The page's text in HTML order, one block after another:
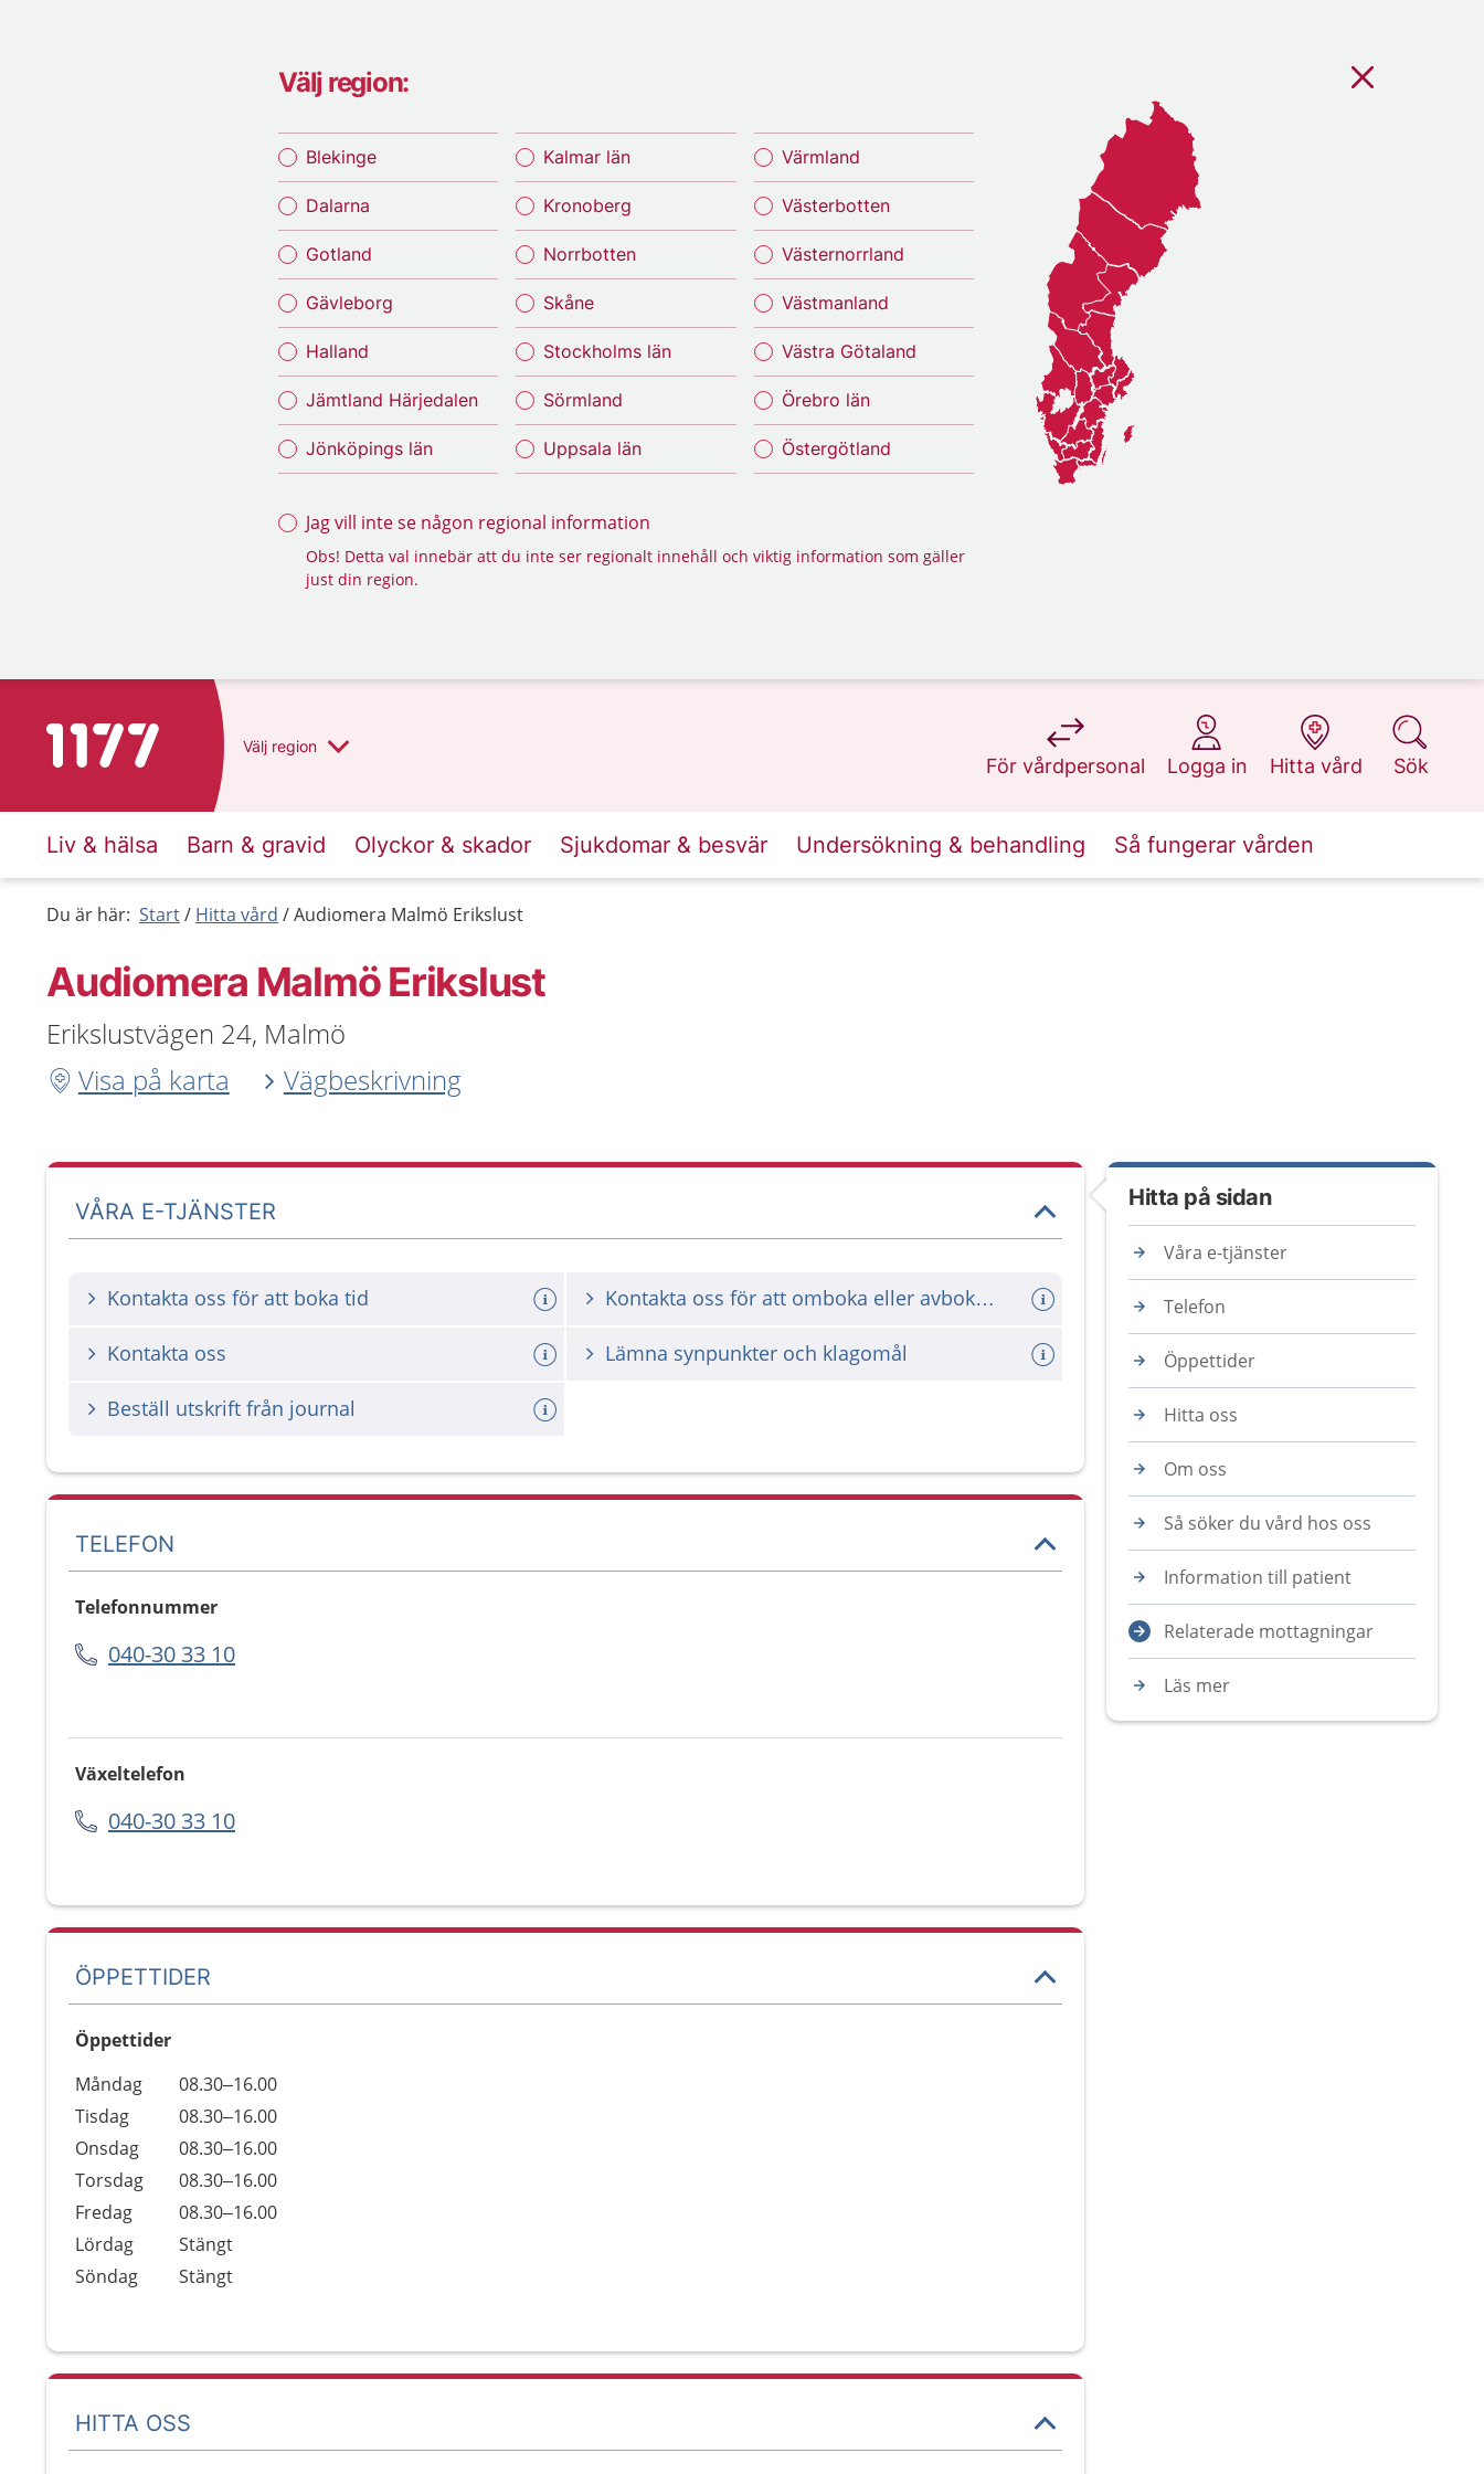
Välj region:
Blekinge
Dalarna
Gotland
Gävleborg
Halland
Jämtland Härjedalen
Jönköpings län
Kalmar län
Kronoberg
Norrbotten
Skåne
Stockholms län
Sörmland
Uppsala län
Värmland
Västerbotten
Västernorrland
Västmanland
Västra Götaland
Örebro län
Östergötland
Jag vill inte se någon regional information
Obs! Detta val innebär att du inte ser regionalt innehåll och viktig information som gäller
just din region.
Till startsidan för 1177 Välj region
För vårdpersonal
på 1177.se
Logga in
på 1177.se
Hitta vård
på 1177.se
Sök
på 1177.se
Liv & hälsa Barn & gravid Olyckor & skador Sjukdomar & besvär Undersökning & behandling Så fungerar vården
Du är här: Start Hitta vård Audiomera Malmö Erikslust
Audiomera Malmö Erikslust
Erikslustvägen 24, Malmö
Visa på karta
Vägbeskrivning
VÅRA E-TJÄNSTER
Kontakta oss för att boka tid Kontakta oss för att omboka eller avboka tid
Kontakta oss Lämna synpunkter och klagomål
Beställ utskrift från journal
TELEFON
Telefonnummer
040-30 33 10
Växeltelefon
040-30 33 10
ÖPPETTIDER
Öppettider
Dag
Öppettider
Kommentarer
Måndag
08.30–16.00
Tisdag
08.30–16.00
Onsdag
08.30–16.00
Torsdag
08.30–16.00
Fredag
08.30–16.00
Lördag
Stängt
Söndag
Stängt
HITTA OSS
Hitta på sidan
Våra e-tjänster
Telefon
Öppettider
Hitta oss
Om oss
Så söker du vård hos oss
Information till patient
Relaterade mottagningar
Läs mer